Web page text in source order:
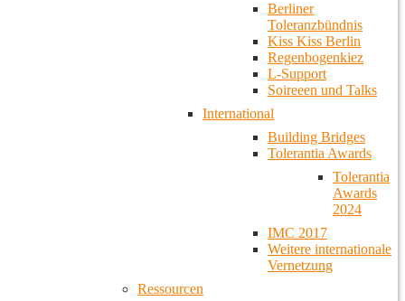
Berliner
Toleranzbündnis
Kiss Kiss Berlin
Regenbogenkiez
L-Support
Soireeen und Talks
International
Building Bridges
Tolerantia Awards
Tolerantia
Awards
2024
IMC 2017
Weitere internationale
Vernetzung
Ressourcen